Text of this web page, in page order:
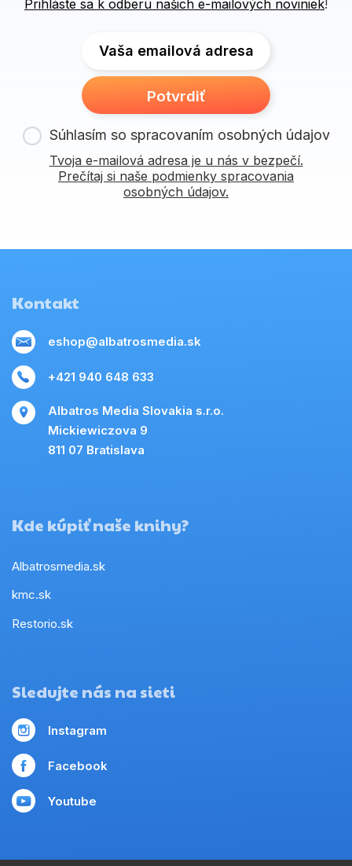
Prihláste sa k odberu našich e-mailových noviniek!
Vaša emailová adresa
Potvrdiť
Súhlasím so spracovaním osobných údajov
Tvoja e-mailová adresa je u nás v bezpečí.
Prečítaj si naše podmienky spracovania
osobných údajov.
Kontakt
eshop@albatrosmedia.sk
+421 940 648 633
Albatros Media Slovakia s.r.o.
Mickiewiczova 9
811 07 Bratislava
Kde kúpiť naše knihy?
Albatrosmedia.sk
kmc.sk
Restorio.sk
Sledujte nás na sieti
Instagram
Facebook
Youtube